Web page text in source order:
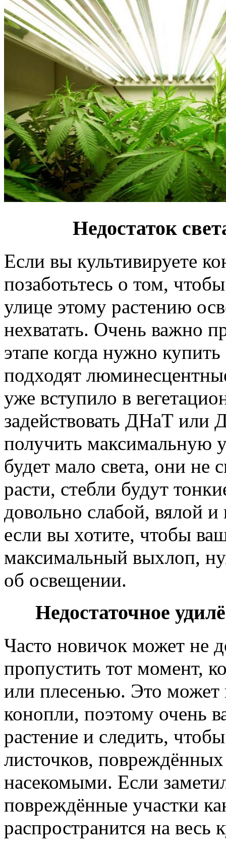
Недостаток
Если вы культивируете
позаботьтесь о том,
улице этому растению
нехватать. Очень важно
этапе когда нужно
подходят
уже вступило в
задействовать ДНаТ или
получить максимальную
будет мало света, они не
расти, стебли будут
довольно слабой, вялой
если вы хотите, чтобы
максимальный выхлоп,
об освещении.
Недостаточное
Часто новичок может не
пропустить тот момент,
или плесенью. Это может
конопли, поэтому очень
растение и следить,
листочков,
насекомыми. Если
повреждённые участки
распространится на весь